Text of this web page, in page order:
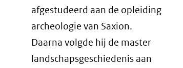
afgestudeerd aan de opleiding
archeologie van Saxion.
Daarna volgde hij de master
landschapsgeschiedenis aan